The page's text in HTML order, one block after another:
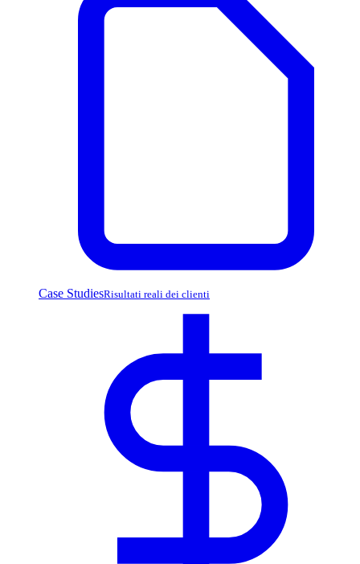
Case StudiesRisultati reali dei clienti